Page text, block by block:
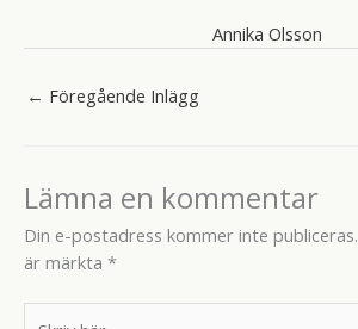
Annika Olsson
← Föregående Inlägg
Lämna en kommentar
Din e-postadress kommer inte publiceras.
är märkta *